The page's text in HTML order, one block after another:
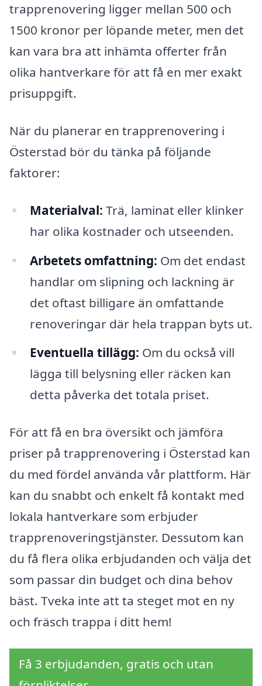
trapprenovering ligger mellan 500 och
1500 kronor per löpande meter, men det
kan vara bra att inhämta offerter från
olika hantverkare för att få en mer exakt
prisuppgift.
När du planerar en trapprenovering i
Österstad bör du tänka på följande
faktorer:
Materialval: Trä, laminat eller klinker
har olika kostnader och utseenden.
Arbetets omfattning: Om det endast
handlar om slipning och lackning är
det oftast billigare än omfattande
renoveringar där hela trappan byts ut.
Eventuella tillägg: Om du också vill
lägga till belysning eller räcken kan
detta påverka det totala priset.
För att få en bra översikt och jämföra
priser på trapprenovering i Österstad kan
du med fördel använda vår plattform. Här
kan du snabbt och enkelt få kontakt med
lokala hantverkare som erbjuder
trapprenoveringstjänster. Dessutom kan
du få flera olika erbjudanden och välja det
som passar din budget och dina behov
bäst. Tveka inte att ta steget mot en ny
och fräsch trappa i ditt hem!
Få 3 erbjudanden, gratis och utan